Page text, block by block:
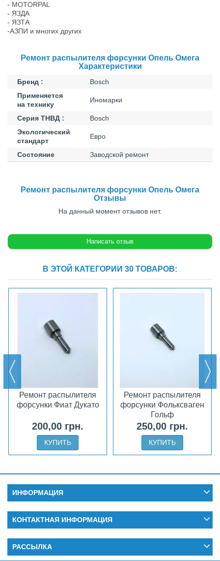
- MOTORPAL
- ЯЗДА
- ЯЗТА
-АЗПИ и многих других
Ремонт распылителя форсунки Опель Омега
Характеристики
Бренд :
Bosch
Применяется
на технику
Иномарки
Серия ТНВД :
Bosch
Экологический
стандарт
Евро
Состояние Заводской ремонт
Ремонт распылителя форсунки Опель Омега
Отзывы
На данный момент отзывов нет.
В ЭТОЙ КАТЕГОРИИ 30 ТОВАРОВ:
Ремонт распылителя
форсунки Фиат Дукато
200,00 грн.
КУПИТЬ
Ремонт распылителя
форсунки Фольксваген
Гольф
250,00 грн.
КУПИТЬ
ИНФОРМАЦИЯ
КОНТАКТНАЯ ИНФОРМАЦИЯ
РАССЫЛКА